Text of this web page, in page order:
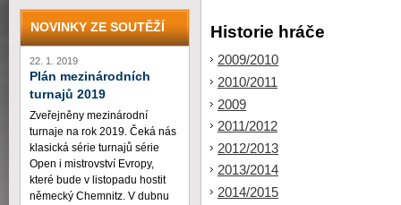
Historie hráče
2009/2010
2010/2011
2009
2011/2012
2012/2013
2013/2014
2014/2015
NOVINKY ZE SOUTĚŽÍ
22. 1. 2019
Plán mezinárodních
turnajů 2019
Zveřejněny mezinárodní
turnaje na rok 2019. Čeká nás
klasická série turnajů série
Open i mistrovství Evropy,
které bude v listopadu hostit
německý Chemnitz. V dubnu